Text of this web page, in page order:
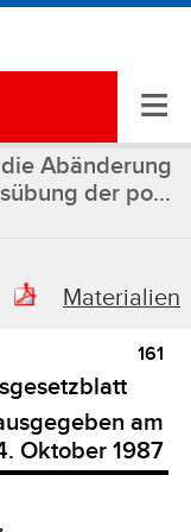
≡
Abänderung
der po...
Materialien